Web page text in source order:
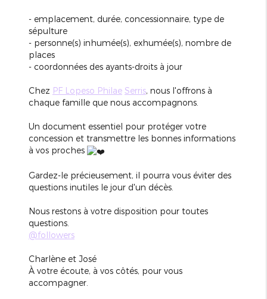
- emplacement, durée, concessionnaire, type de
sépulture
- personne(s) inhumée(s), exhumée(s), nombre de
places
- coordonnées des ayants-droits à jour
Chez PF Lopeso Philae Serris, nous l'offrons à
chaque famille que nous accompagnons.
Un document essentiel pour protéger votre
concession et transmettre les bonnes informations
à vos proches
Gardez-le précieusement, il pourra vous éviter des
questions inutiles le jour d'un décès.
Nous restons à votre disposition pour toutes
questions.
@followers
Charlène et José
À votre écoute, à vos côtés, pour vous
accompagner.